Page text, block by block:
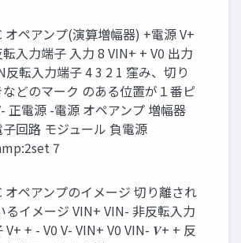
オペアンプ(演算増幅器) +電源 V+
入力端子 入力 8 VIN+ + V0 出力
反転入力端子 4 3 2 1 窪み、切り
どのマーク のある位置が１番ピ
正電源 -電源 オペアンプ 増幅器
子回路 モジュール 負電源
7
オペアンプのイメージ 切り離され
るイメージ VIN+ VIN- 非反転入力
V+ + - V0 V- VIN+ V0 VIN- 𝑽+ + 反